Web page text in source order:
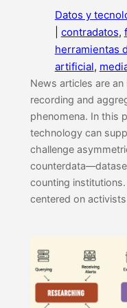
Datos y
contradatos,
herramientas
artificial,
News articles are
recording and
phenomena. In this
technology can
challenge
counting
centered on